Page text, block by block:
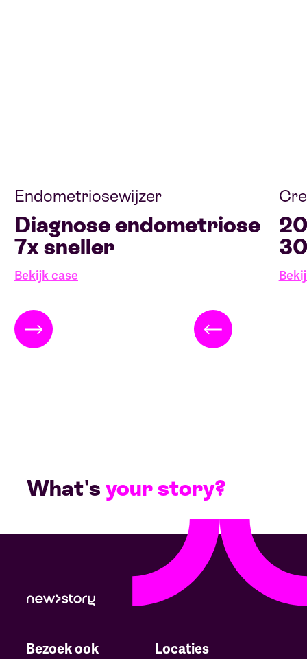
Endometriosewijzer
Diagnose endometriose
7x sneller
Bekijk case
What's your story?
Bezoek ook Locaties